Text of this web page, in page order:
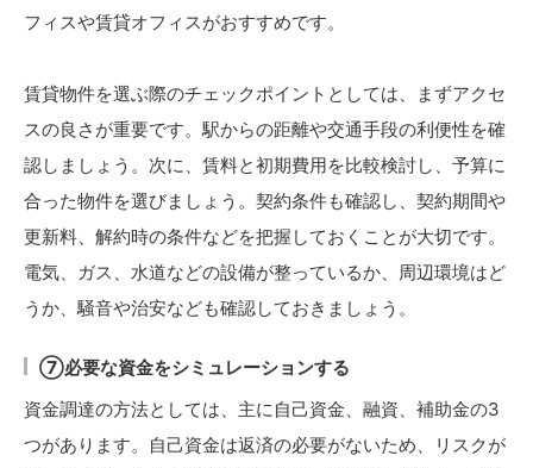
フィスや賃貸オフィスがおすすめです。
賃貸物件を選ぶ際のチェックポイントとしては、まずアクセ
スの良さが重要です。駅からの距離や交通手段の利便性を確
認しましょう。次に、賃料と初期費用を比較検討し、予算に
合った物件を選びましょう。契約条件も確認し、契約期間や
更新料、解約時の条件などを把握しておくことが大切です。
電気、ガス、水道などの設備が整っているか、周辺環境はど
うか、騒音や治安なども確認しておきましょう。
⑦必要な資金をシミュレーションする
資金調達の方法としては、主に自己資金、融資、補助金の3
つがあります。自己資金は返済の必要がないため、リスクが